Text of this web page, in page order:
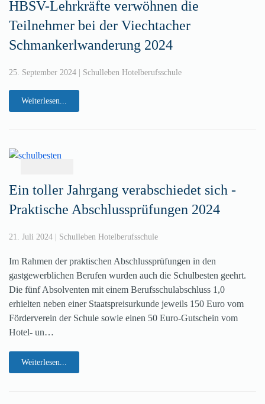
HBSV-Lehrkräfte verwöhnen die
Teilnehmer bei der Viechtacher
Schmankerlwanderung 2024
25. September 2024 Schulleben Hotelberufsschule
Weiterlesen...
Ein toller Jahrgang verabschiedet sich -
Praktische Abschlussprüfungen 2024
21. Juli 2024 Schulleben Hotelberufsschule
Im Rahmen der praktischen Abschlussprüfungen in den
gastgewerblichen Berufen wurden auch die Schulbesten geehrt.
Die fünf Absolventen mit einem Berufsschulabschluss 1,0
erhielten neben einer Staatspreisurkunde jeweils 150 Euro vom
Förderverein der Schule sowie einen 50 Euro-Gutschein vom
Hotel- un…
Weiterlesen...